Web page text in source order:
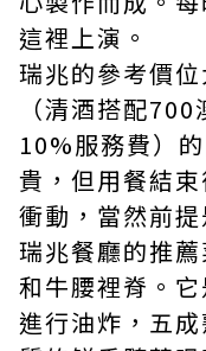
這裡上演。
瑞兆的參考價
（清酒搭配
10%服務費）
貴，但用餐結
衝動，當然前
瑞兆餐廳的推
和牛腰裡脊。
進行油炸，五